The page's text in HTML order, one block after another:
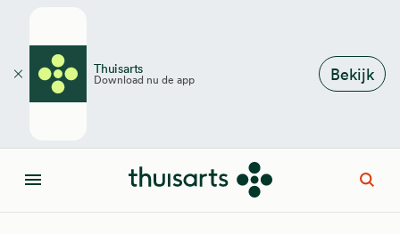
Thuisarts
Download nu de app Bekijk
Sluiten
Menu